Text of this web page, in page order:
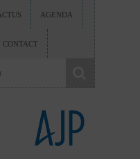
AGENDA
CONTACT